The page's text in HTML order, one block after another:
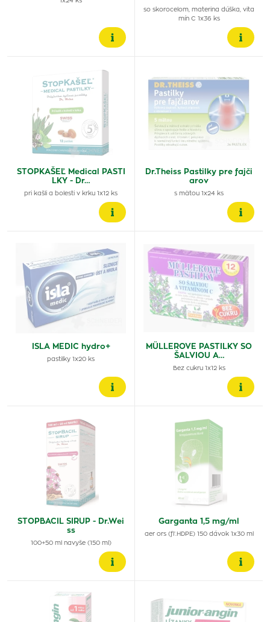
so skorocelom, materina dúška, vita
mín C 1x36 ks
STOPKAŠEĽ Medical PASTI
LKY - Dr…
pri kašli a bolesti v krku 1x12 ks
Dr.Theiss Pastilky pre fajči
arov
s mätou 1x24 ks
ISLA MEDIC hydro+
pastilky 1x20 ks
MÜLLEROVE PASTILKY SO
ŠALVIOU A…
Bez cukru 1x12 ks
STOPBACIL SIRUP - Dr.Wei
ss
100+50 ml navyše (150 ml)
Garganta 1,5 mg/ml
aer ors (fľ.HDPE) 150 dávok 1x30 ml